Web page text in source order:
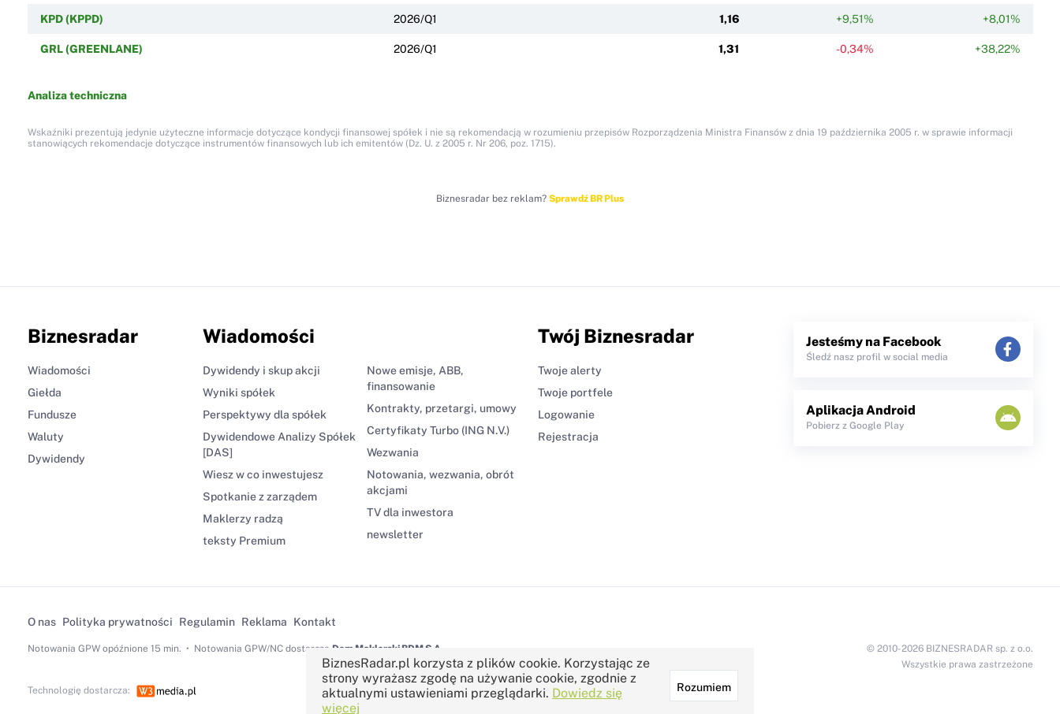
KPD (KPPD) 2026/Q1 1,16 +9,51% +8,01%
GRL (GREENLANE) 2026/Q1 1,31 -0,34% +38,22%
Analiza techniczna
Wskaźniki prezentują jedynie użyteczne informacje dotyczące kondycji finansowej spółek i nie są rekomendacją w rozumieniu przepisów Rozporządzenia Ministra Finansów z dnia 19 października 2005 r. w sprawie informacji
stanowiących rekomendacje dotyczące instrumentów finansowych lub ich emitentów (Dz. U. z 2005 r. Nr 206, poz. 1715).
Biznesradar bez reklam? Sprawdź BR Plus
Biznesradar
Wiadomości
Giełda
Fundusze
Waluty
Dywidendy
Wiadomości
Dywidendy i skup akcji
Wyniki spółek
Perspektywy dla spółek
Dywidendowe Analizy Spółek
[DAS]
Wiesz w co inwestujesz
Spotkanie z zarządem
Maklerzy radzą
teksty Premium
Nowe emisje, ABB,
finansowanie
Kontrakty, przetargi, umowy
Certyfikaty Turbo (ING N.V.)
Wezwania
Notowania, wezwania, obrót
akcjami
TV dla inwestora
newsletter
Twój Biznesradar
Twoje alerty
Twoje portfele
Logowanie
Rejestracja
Jesteśmy na Facebook
Śledź nasz profil w social media
Aplikacja Android
Pobierz z Google Play
O nas Polityka prywatności Regulamin Reklama Kontakt
Notowania GPWopóźnione 15 min. Notowania GPW/NC dostarcza Dom Maklerski BDM S.A.
© 2010-2026 BIZNESRADAR sp. z o.o.
Wszystkie prawa zastrzeżone
Technologię dostarcza:
BiznesRadar.pl korzysta z plików cookie. Korzystając ze
strony wyrażasz zgodę na używanie cookie, zgodnie z
aktualnymi ustawieniami przeglądarki. Dowiedz się
więcej
Rozumiem